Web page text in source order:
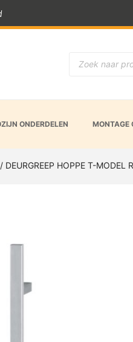
ONDERDELEN MONTAGE
/ DEURGREEP HOPPE T-